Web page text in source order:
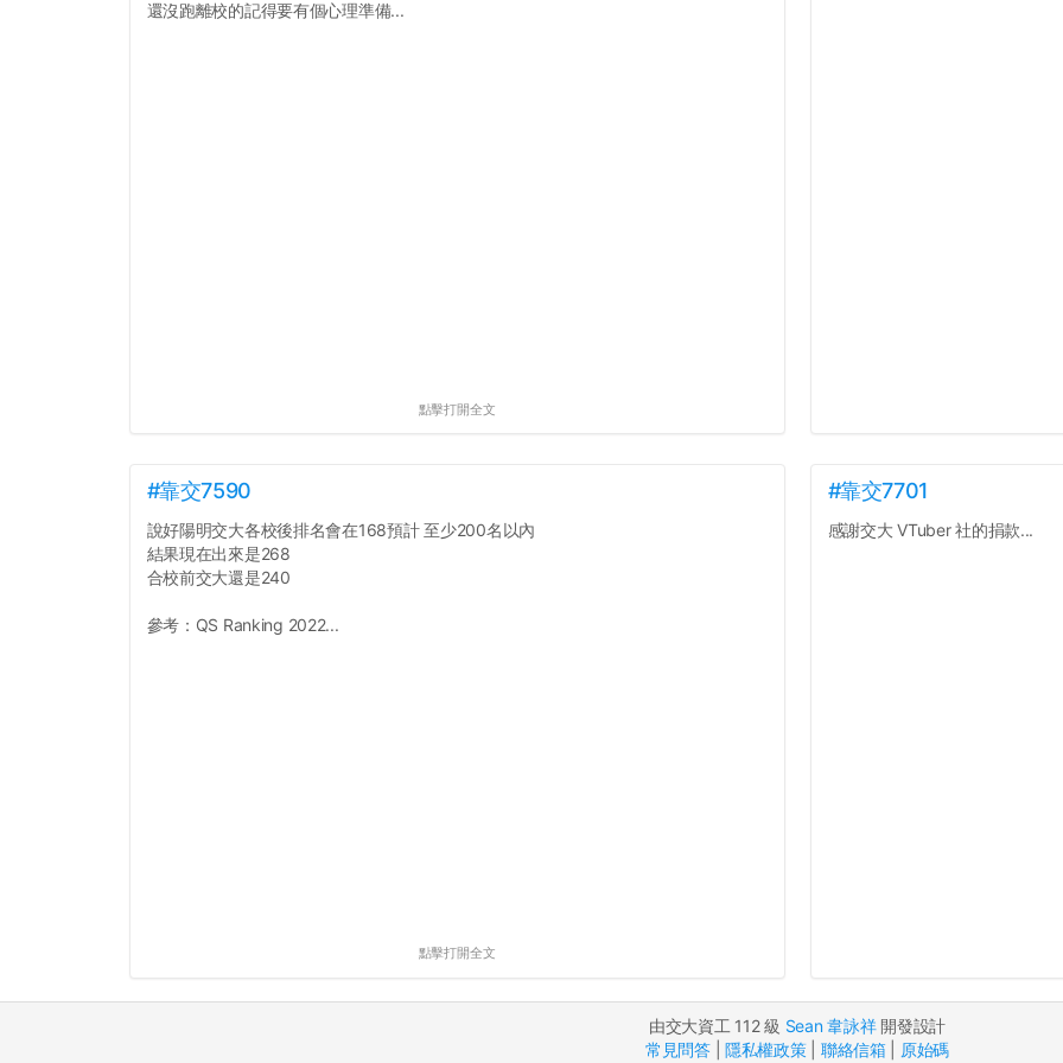
還沒跑離校的記得要有個心理準備...
點擊打開全文
#靠交7590
說好陽明交大各校後排名會在168預計 至少200名以內
結果現在出來是268
合校前交大還是240
參考：QS Ranking 2022...
點擊打開全文
#靠交7701
感謝交大 VTuber 社的捐款...
由交大資工 112 級 Sean 韋詠祥開發設計
常見問答|隱私權政策| 聯絡信箱| 原始碼